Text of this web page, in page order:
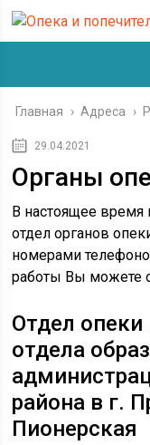
Главная › Адреса ›
29.04.2021
Органы
В настоящее время
отдел органов
номерами
работы Вы можете
Отдел опеки
отдела
района в г.
Пионерская